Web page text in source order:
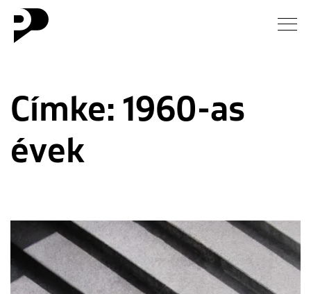
Galéria
Rólunk
Címke: 1960-as
évek